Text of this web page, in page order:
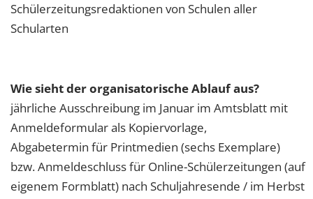
Schülerzeitungsredaktionen von Schulen aller
Schularten
Wie sieht der organisatorische Ablauf aus?
jährliche Ausschreibung im Januar im Amtsblatt mit
Anmeldeformular als Kopiervorlage,
Abgabetermin für Printmedien (sechs Exemplare)
bzw. Anmeldeschluss für Online-Schülerzeitungen (auf
eigenem Formblatt) nach Schuljahresende / im Herbst